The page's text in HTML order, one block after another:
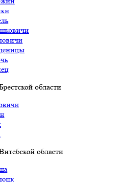
области
области